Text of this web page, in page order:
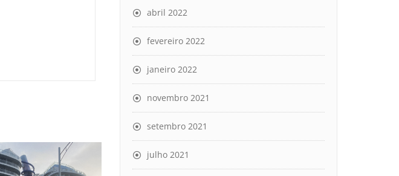
abril 2022
fevereiro 2022
janeiro 2022
novembro 2021
setembro 2021
julho 2021